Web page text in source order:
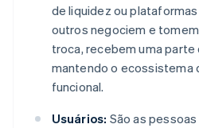
de liquidez ou
outros negociem e
troca, recebem uma
mantendo o ecossistema
funcional.
Usuários: São as